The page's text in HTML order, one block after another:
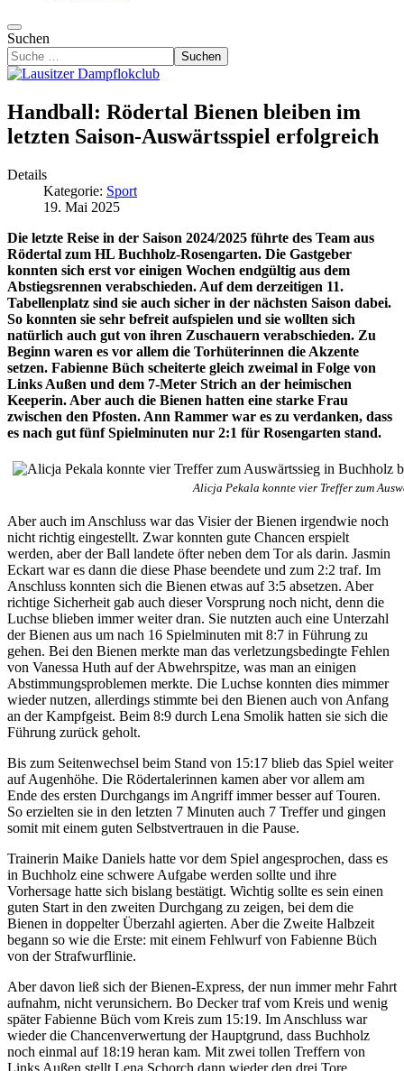
Suchen
Suchen
Handball: Rödertal Bienen bleiben im
letzten Saison-Auswärtsspiel erfolgreich
Details
Kategorie: Sport
19. Mai 2025
Die letzte Reise in der Saison 2024/2025 führte des Team aus
Rödertal zum HL Buchholz-Rosengarten. Die Gastgeber
konnten sich erst vor einigen Wochen endgültig aus dem
Abstiegsrennen verabschieden. Auf dem derzeitigen 11.
Tabellenplatz sind sie auch sicher in der nächsten Saison dabei.
So konnten sie sehr befreit aufspielen und sie wollten sich
natürlich auch gut von ihren Zuschauern verabschieden. Zu
Beginn waren es vor allem die Torhüterinnen die Akzente
setzen. Fabienne Büch scheiterte gleich zweimal in Folge von
Links Außen und dem 7-Meter Strich an der heimischen
Keeperin. Aber auch die Bienen hatten eine starke Frau
zwischen den Pfosten. Ann Rammer war es zu verdanken, dass
es nach gut fünf Spielminuten nur 2:1 für Rosengarten stand.
Alicja Pekala konnte vier Treffer zum
Aber auch im Anschluss war das Visier der Bienen irgendwie noch
nicht richtig eingestellt. Zwar konnten gute Chancen erspielt
werden, aber der Ball landete öfter neben dem Tor als darin. Jasmin
Eckart war es dann die diese Phase beendete und zum 2:2 traf. Im
Anschluss konnten sich die Bienen etwas auf 3:5 absetzen. Aber
richtige Sicherheit gab auch dieser Vorsprung noch nicht, denn die
Luchse blieben immer weiter dran. Sie nutzten auch eine Unterzahl
der Bienen aus um nach 16 Spielminuten mit 8:7 in Führung zu
gehen. Bei den Bienen merkte man das verletzungsbedingte Fehlen
von Vanessa Huth auf der Abwehrspitze, was man an einigen
Abstimmungsproblemen merkte. Die Luchse konnten dies mimmer
wieder nutzen, allerdings stimmte bei den Bienen auch von Anfang
an der Kampfgeist. Beim 8:9 durch Lena Smolik hatten sie sich die
Führung zurück geholt.
Bis zum Seitenwechsel beim Stand von 15:17 blieb das Spiel weiter
auf Augenhöhe. Die Rödertalerinnen kamen aber vor allem am
Ende des ersten Durchgangs im Angriff immer besser auf Touren.
So erzielten sie in den letzten 7 Minuten auch 7 Treffer und gingen
somit mit einem guten Selbstvertrauen in die Pause.
Trainerin Maike Daniels hatte vor dem Spiel angesprochen, dass es
in Buchholz eine schwere Aufgabe werden sollte und ihre
Vorhersage hatte sich bislang bestätigt. Wichtig sollte es sein einen
guten Start in den zweiten Durchgang zu zeigen, bei dem die
Bienen in doppelter Überzahl agierten. Aber die Zweite Halbzeit
begann so wie die Erste: mit einem Fehlwurf von Fabienne Büch
von der Strafwurflinie.
Aber davon ließ sich der Bienen-Express, der nun immer mehr Fahrt
aufnahm, nicht verunsichern. Bo Decker traf vom Kreis und wenig
später Fabienne Büch vom Kreis zum 15:19. Im Anschluss war
wieder die Chancenverwertung der Hauptgrund, dass Buchholz
noch einmal auf 18:19 heran kam. Mit zwei tollen Treffern von
Links Außen stellt Lena Schorch dann wieder den drei Tore